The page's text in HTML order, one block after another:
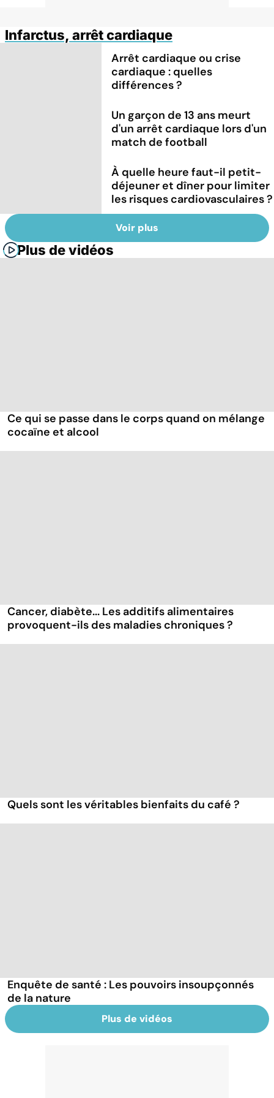
Infarctus, arrêt cardiaque
Arrêt cardiaque ou crise
cardiaque : quelles
différences ?
Un garçon de 13 ans meurt
d'un arrêt cardiaque lors d'un
match de football
À quelle heure faut-il petit-
déjeuner et dîner pour limiter
les risques cardiovasculaires ?
Voir plus
Plus de vidéos
Ce qui se passe dans le corps quand on mélange
cocaïne et alcool
Cancer, diabète... Les additifs alimentaires
provoquent-ils des maladies chroniques ?
Quels sont les véritables bienfaits du café ?
Enquête de santé : Les pouvoirs insoupçonnés
de la nature
Plus de vidéos